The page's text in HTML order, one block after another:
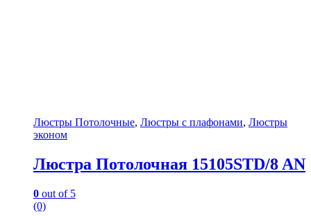
Люстры Потолочные, Люстры с плафонами, Люстры
эконом
Люстра Потолочная 15105STD/8 AN
0 out of 5
(0)